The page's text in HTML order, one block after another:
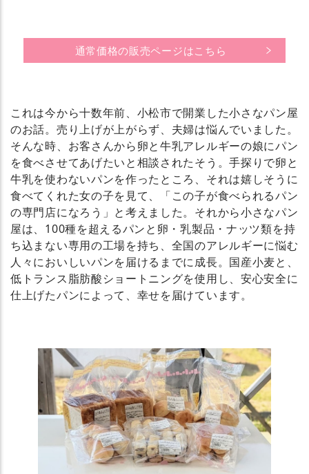
通常価格の販売ページはこちら
これは今から十数年前、小松市で開業した小さなパン屋
のお話。売り上げが上がらず、夫婦は悩んでいました。
そんな時、お客さんから卵と牛乳アレルギーの娘にパン
を食べさせてあげたいと相談されたそう。手探りで卵と
牛乳を使わないパンを作ったところ、それは嬉しそうに
食べてくれた女の子を見て、「この子が食べられるパン
の専門店になろう」と考えました。それから小さなパン
屋は、100種を超えるパンと卵・乳製品・ナッツ類を持
ち込まない専用の工場を持ち、全国のアレルギーに悩む
人々においしいパンを届けるまでに成長。国産小麦と、
低トランス脂肪酸ショートニングを使用し、安心安全に
仕上げたパンによって、幸せを届けています。